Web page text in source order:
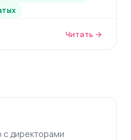
Читать →
с директорами